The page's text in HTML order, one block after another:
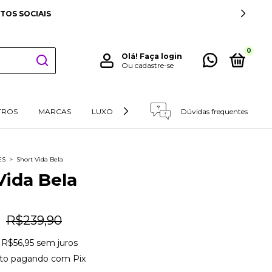
SOCIAIS
Olá! Faça login
Ou cadastre-se
0
MARCAS LUXO RETIRADAS E DEVOLUÇÕES
Dúvidas frequentes
> Short Vida Bela
Bela
R$239,90
R$56,95 sem juros
pagando com Pix